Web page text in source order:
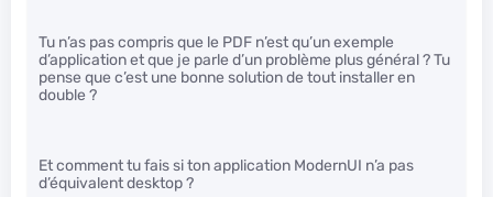
Tu n’as pas compris que le PDF n’est qu’un exemple
d’application et que je parle d’un problème plus général ? Tu
pense que c’est une bonne solution de tout installer en
double ?
Et comment tu fais si ton application ModernUI n’a pas
d’équivalent desktop ?